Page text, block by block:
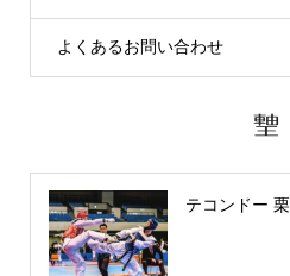
よくあるお問い合わせ
テコンドー